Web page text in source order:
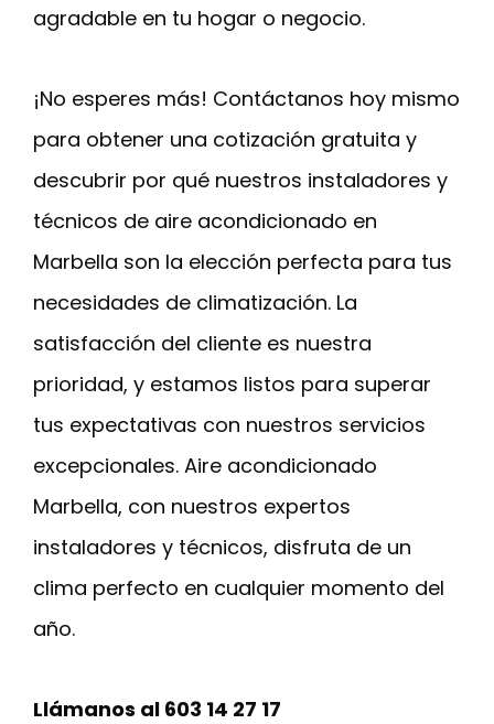
agradable en tu hogar o negocio.
¡No esperes más! Contáctanos hoy mismo
para obtener una cotización gratuita y
descubrir por qué nuestros instaladores y
técnicos de aire acondicionado en
Marbella son la elección perfecta para tus
necesidades de climatización. La
satisfacción del cliente es nuestra
prioridad, y estamos listos para superar
tus expectativas con nuestros servicios
excepcionales. Aire acondicionado
Marbella, con nuestros expertos
instaladores y técnicos, disfruta de un
clima perfecto en cualquier momento del
año.
Llámanos al 603 14 27 17